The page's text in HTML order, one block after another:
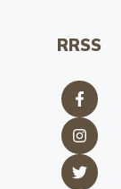
RRSS